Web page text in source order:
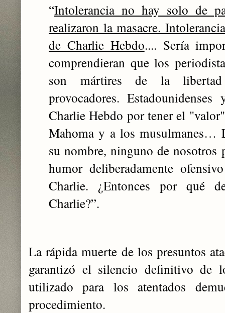
“Intolerancia no hay solo de
realizaron la masacre.
de Charlie Hebdo.... Sería
comprendieran que los
son mártires de la
provocadores.
Charlie Hebdo por tener el
Mahoma y a los musulmanes…
su nombre, ninguno de nosotros
humor deliberadamente
Charlie. ¿Entonces por qué
Charlie?”.
La rápida muerte de los presuntos
garantizó el silencio definitivo de
utilizado para los atentados
procedimiento.